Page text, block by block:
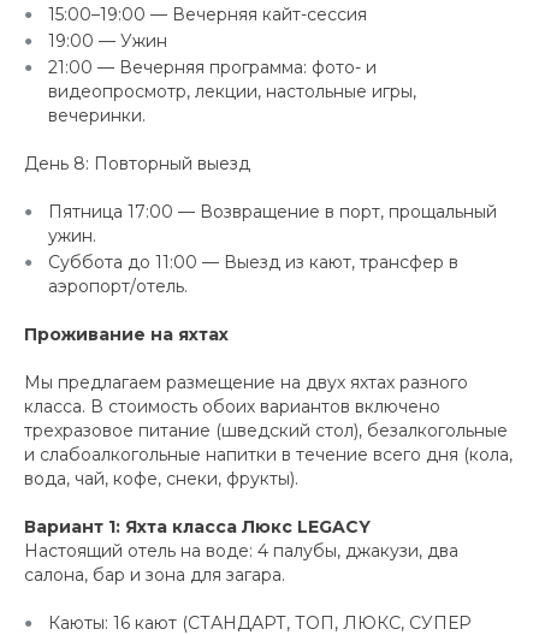
15:00–19:00 — Вечерняя кайт-сессия
19:00 — Ужин
21:00 — Вечерняя программа: фото- и
видеопросмотр, лекции, настольные игры,
вечеринки.
День 8: Повторный выезд
Пятница 17:00 — Возвращение в порт, прощальный
ужин.
Суббота до 11:00 — Выезд из кают, трансфер в
аэропорт/отель.
Проживание на яхтах
Мы предлагаем размещение на двух яхтах разного
класса. В стоимость обоих вариантов включено
трехразовое питание (шведский стол), безалкогольные
и слабоалкогольные напитки в течение всего дня (кола,
вода, чай, кофе, снеки, фрукты).
Вариант 1: Яхта класса Люкс LEGACY
Настоящий отель на воде: 4 палубы, джакузи, два
салона, бар и зона для загара.
Каюты: 16 кают (СТАНДАРТ, ТОП, ЛЮКС, СУПЕР